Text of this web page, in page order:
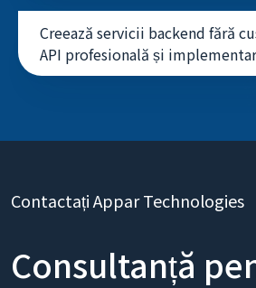
Creează servicii backend fără
API profesională și
Contactați Appar Technologies
Consultanță